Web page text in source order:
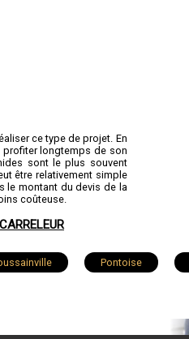
ce type de projet. En
profiter longtemps de son
sont le plus souvent
être relativement simple
le montant du devis de la
coûteuse.
Pontoise
Éragny Osny